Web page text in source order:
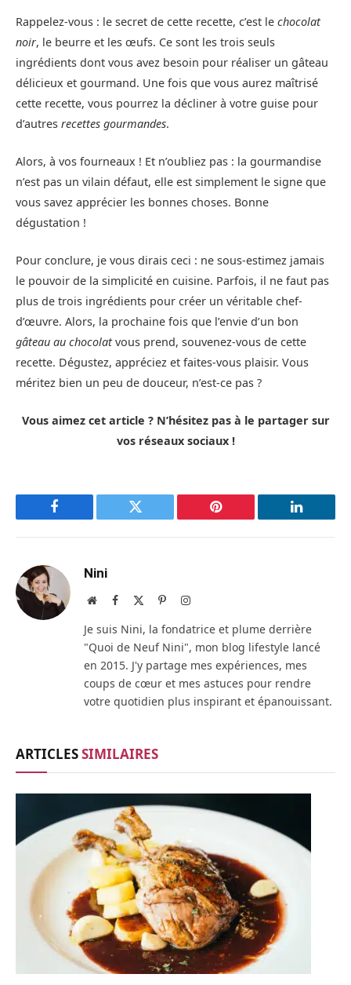
Rappelez-vous : le secret de cette recette, c’est le chocolat
noir, le beurre et les œufs. Ce sont les trois seuls
ingrédients dont vous avez besoin pour réaliser un gâteau
délicieux et gourmand. Une fois que vous aurez maîtrisé
cette recette, vous pourrez la décliner à votre guise pour
d’autres recettes gourmandes.
Alors, à vos fourneaux ! Et n’oubliez pas : la gourmandise
n’est pas un vilain défaut, elle est simplement le signe que
vous savez apprécier les bonnes choses. Bonne
dégustation !
Pour conclure, je vous dirais ceci : ne sous-estimez jamais
le pouvoir de la simplicité en cuisine. Parfois, il ne faut pas
plus de trois ingrédients pour créer un véritable chef-
d’œuvre. Alors, la prochaine fois que l’envie d’un bon
gâteau au chocolatvous prend, souvenez-vous de cette
recette. Dégustez, appréciez et faites-vous plaisir. Vous
méritez bien un peu de douceur, n’est-ce pas ?
Vous aimez cet article ? N’hésitez pas à le partager sur
vos réseaux sociaux !
Facebook Twitter Pinterest LinkedIn
Nini
Site Facebook PinterestInstagram
Je suis Nini, la fondatrice et plume derrière
"Quoi de Neuf Nini", mon blog lifestyle lancé
en 2015. J'y partage mes expériences, mes
coups de cœur et mes astuces pour rendre
votre quotidien plus inspirant et épanouissant.
ARTICLESSIMILAIRES